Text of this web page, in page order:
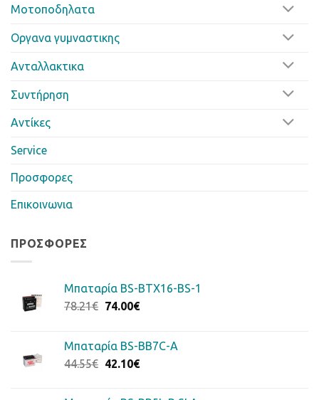
Μοτοποδηλατα
Οργανα γυμναστικης
Ανταλλακτικα
Συντήρηση
Αντίκες
Service
Προσφορες
Επικοινωνια
ΠΡΟΣΦΟΡΈΣ
Μπαταρία BS-BTX16-BS-1
78.21€ Original
78.21€.
74.00€Η
είναι:
74.00€.
Μπαταρία BS-BB7C-A
44.55€ Original
42.10€Η